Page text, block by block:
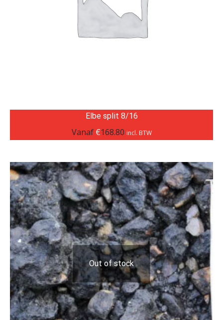
Elbe split 8/16
Vanaf €168.80 incl. BTW
Out of stock